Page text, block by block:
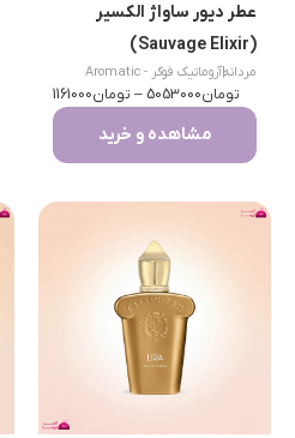
عطر دیور ساواژ الکسیر
(Sauvage Elixir)
مردانه|
آروماتیک فوگر - Aromatic
Fougèreتومان5053000
– تومان1161000
مشاهده و خرید